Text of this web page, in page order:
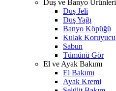
Duş ve Banyo Ürünleri
Duş Jeli
Duş Yağı
Banyo Köpüğü
Kulak Koruyucu
Sabun
Tümünü Gör
El ve Ayak Bakımı
El Bakımı
Ayak Kremi